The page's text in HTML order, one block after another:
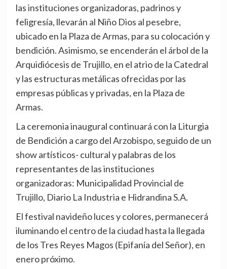
las instituciones organizadoras, padrinos y
feligresía, llevarán al Niño Dios al pesebre,
ubicado en la Plaza de Armas, para su colocación y
bendición. Asimismo, se encenderán el árbol de la
Arquidiócesis de Trujillo, en el atrio de la Catedral
y las estructuras metálicas ofrecidas por las
empresas públicas y privadas, en la Plaza de
Armas.
La ceremonia inaugural continuará con la Liturgia
de Bendición a cargo del Arzobispo, seguido de un
show artísticos- cultural y palabras de los
representantes de las instituciones
organizadoras: Municipalidad Provincial de
Trujillo, Diario La Industria e Hidrandina S.A.
El festival navideño luces y colores, permanecerá
iluminando el centro de la ciudad hasta la llegada
de los Tres Reyes Magos (Epifanía del Señor), en
enero próximo.